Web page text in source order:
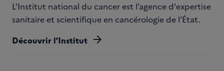
L'Institut national du cancer est l’agence d'expertise
sanitaire et scientifique en cancérologie de l’État.
Découvrir l’Institut arrow_forward